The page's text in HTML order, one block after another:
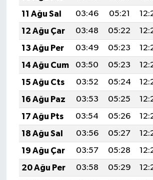
11 Ağu Sal
03:46 05:21
12 Ağu Çar
03:48 05:22
13 Ağu Per
03:49 05:23
14 Ağu Cum
03:50 05:23
15 Ağu Cts
03:52 05:24
16 Ağu Paz
03:53 05:25
17 Ağu Pts
03:54 05:26
18 Ağu Sal
03:56 05:27
19 Ağu Çar
03:57 05:28
20 Ağu Per
03:58 05:29